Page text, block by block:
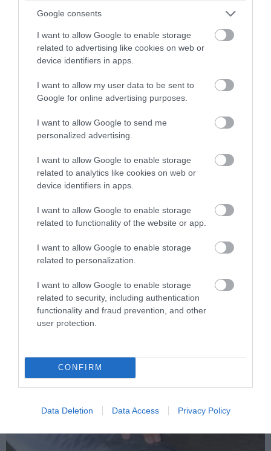
Google consents
I want to allow Google to enable storage
related to advertising like cookies on web or
device identifiers in apps.
I want to allow my user data to be sent to
Google for online advertising purposes.
I want to allow Google to send me
personalized advertising.
I want to allow Google to enable storage
related to analytics like cookies on web or
device identifiers in apps.
I want to allow Google to enable storage
related to functionality of the website or app.
I want to allow Google to enable storage
related to personalization.
I want to allow Google to enable storage
related to security, including authentication
functionality and fraud prevention, and other
user protection.
CONFIRM
Data Deletion Data Access Privacy Policy
Βίντεο: Αρκούδα έκανε… βουτιά σε
πισίνα πολυτελούς βίλας στις ΗΠΑ για να
γλιτώσει από τον καύσωνα
PRONEWS.GR /ΑΓΡΙΑ ΖΩΗ
Ινδικός Ωκεανός: Συγκλονίζει βίντεο με
το πένθος θηλυκού δελφινιού: Κουβαλά
04.08.2026 | 10:34